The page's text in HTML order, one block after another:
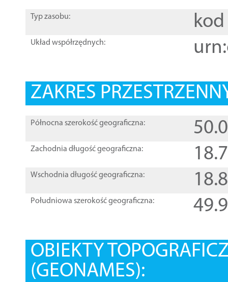
Typ zasobu: kod
Układ współrzędnych:
ZAKRES
Północna szerokość geograficzna:
Zachodnia długość geograficzna:
Wschodnia długość geograficzna:
Południowa szerokość geograficzna:
OBIEKTY
(GEONAMES):